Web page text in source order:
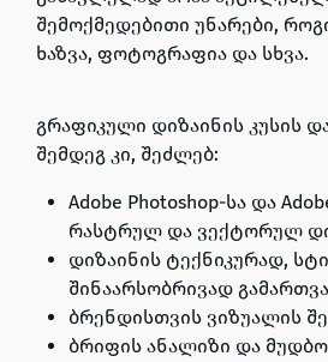
შემოქმედებითი უნარები,
ხაზვა, ფოტოგრაფია და სხვა.
გრაფიკული დიზაინის კუსის
შემდეგ კი, შეძლებ:
Adobe Photoshop-სა და
რასტრულ და ვექტორულ
დიზაინის ტექნიკურად,
შინაარსობრივად გამართვა
ბრენდისთვის ვიზუალის
ბრიფის ანალიზი და